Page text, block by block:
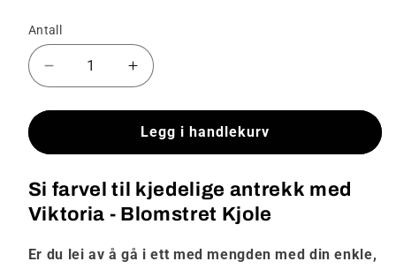
Antall
antallet
for
-
kjole
Øk
antallet
for
Viktoria
-
kjole
Legg i handlekurv
Si farvel til kjedelige antrekk med
Viktoria - Blomstret Kjole
Er du lei av å gå i ett med mengden med din enkle,